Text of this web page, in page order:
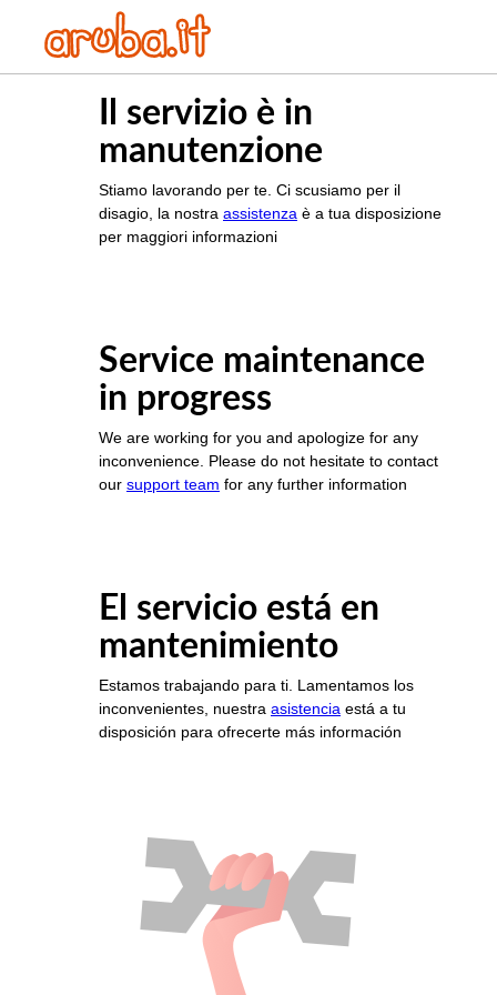
Il servizio è in
manutenzione
Stiamo lavorando per te. Ci scusiamo per il
disagio, la nostra assistenza è a tua disposizione
per maggiori informazioni
Service maintenance
in progress
We are working for you and apologize for any
inconvenience. Please do not hesitate to contact
our support team for any further information
El servicio está en
mantenimiento
Estamos trabajando para ti. Lamentamos los
inconvenientes, nuestra asistencia está a tu
disposición para ofrecerte más información